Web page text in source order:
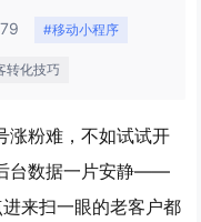
#移动小程序
转化技巧
涨粉难，不如试试开
台数据一片安静——
来扫一眼的老客户都